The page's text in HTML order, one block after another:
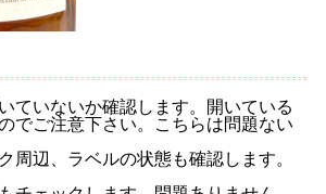
ていないか確認します。開いている
でご注意下さい。こちらは問題ない
周辺、ラベルの状態も確認します。